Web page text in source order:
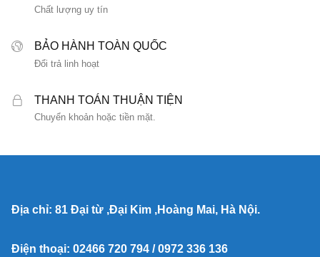
Chất lượng uy tín
BẢO HÀNH TOÀN QUỐC
Đổi trả linh hoạt
THANH TOÁN THUẬN TIỆN
Chuyển khoản hoặc tiền mặt.
Địa chỉ: 81 Đại từ ,Đại Kim ,Hoàng Mai, Hà Nội.
Điện thoại: 02466 720 794 / 0972 336 136